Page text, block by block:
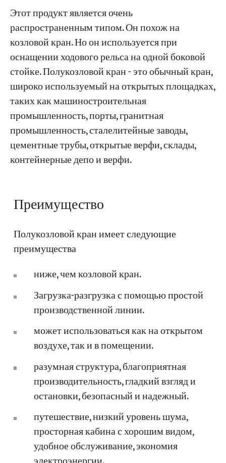
Блоги
Заявления
О нас
Свяжитесь с Нами
Этот продукт является очень
распространенным типом. Он похож на
козловой кран. Но он используется при
оснащении ходового рельса на одной боковой
стойке. Полукозловой кран - это обычный кран,
широко используемый на открытых площадках,
таких как машиностроительная
промышленность, порты, гранитная
промышленность, сталелитейные заводы,
цементные трубы, открытые верфи, склады,
контейнерные депо и верфи.
Преимущество
Полукозловой кран имеет следующие
преимущества
ниже, чем козловой кран.
Загрузка-разгрузка с помощью простой
производственной линии.
может использоваться как на открытом
воздухе, так и в помещении.
разумная структура, благоприятная
производительность, гладкий взгляд и
остановки, безопасный и надежный.
путешествие, низкий уровень шума,
просторная кабина с хорошим видом,
удобное обслуживание, экономия